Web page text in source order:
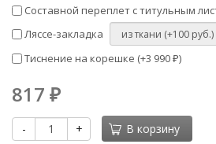
Составной переплет с титульным
Ляссе-закладка
Тиснение на корешке (+3 990 ₽)
817 ₽
- + В корзину